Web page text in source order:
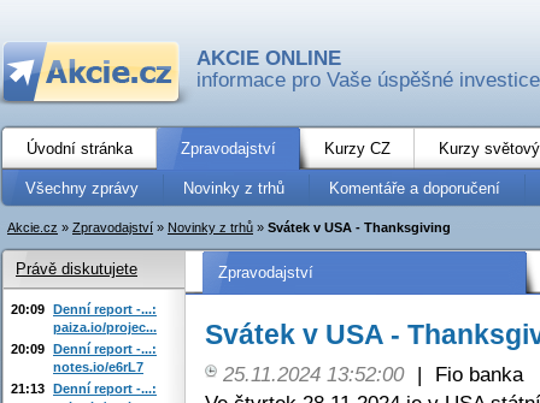
AKCIE ONLINE
informace pro Vaše úspěšné investice
Úvodní stránka Zpravodajství Kurzy CZ Kurzy
Všechny zprávy Novinky z trhů Komentáře a doporučení
Akcie.cz » Zpravodajství » Novinky z trhů » Svátek v USA - Thanksgiving
Zpravodajství
Svátek v USA -
25.11.2024 13:52:00 |
Fio banka
Právě diskutujete
20:09 Denní report -...:
paiza.io/projec...
20:09 Denní report -...:
notes.io/e6rL7
21:13 Denní report -...: